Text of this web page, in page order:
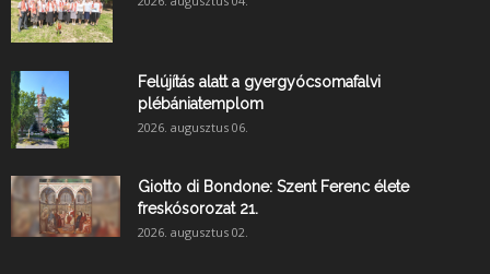
Felújítás alatt a gyergyócsomafalvi
plébániatemplom
2026. augusztus 06.
Giotto di Bondone: Szent Ferenc élete
freskósorozat 21.
2026. augusztus 02.